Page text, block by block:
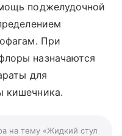
поджелудочной
При
назначаются
для
кишечника.
на тему «Жидкий стул